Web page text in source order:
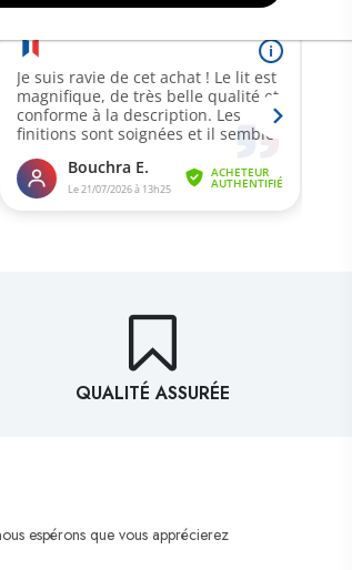
QUALITÉ ASSURÉE
espérons que vous apprécierez